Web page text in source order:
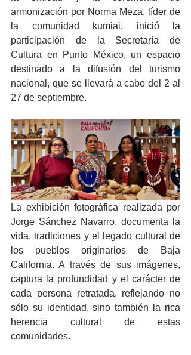
armonización por Norma Meza, líder de
la comunidad kumiai, inició la
participación de la Secretaría de
Cultura en Punto México, un espacio
destinado a la difusión del turismo
nacional, que se llevará a cabo del 2 al
27 de septiembre.
La exhibición fotográfica realizada por
Jorge Sánchez Navarro, documenta la
vida, tradiciones y el legado cultural de
los pueblos originarios de Baja
California. A través de sus imágenes,
captura la profundidad y el carácter de
cada persona retratada, reflejando no
sólo su identidad, sino también la rica
herencia cultural de estas
comunidades.